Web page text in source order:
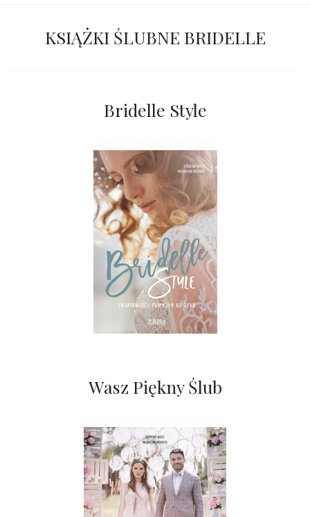
KSIĄŻKI ŚLUBNE BRIDELLE
Bridelle Style
Wasz Piękny Ślub